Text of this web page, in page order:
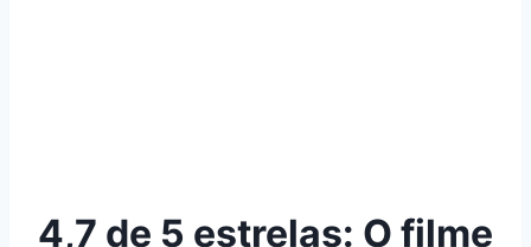
4,7 de 5 estrelas: O filme